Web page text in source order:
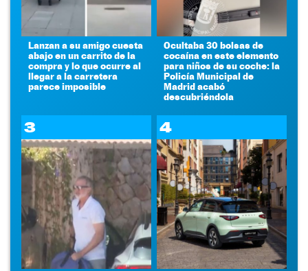
Lanzan a su amigo cuesta
abajo en un carrito de la
compra y lo que ocurre al
llegar a la carretera
parece imposible
Ocultaba 30 bolsas de
cocaína en este elemento
para niños de su coche: la
Policía Municipal de
Madrid acabó
descubriéndola
3 4